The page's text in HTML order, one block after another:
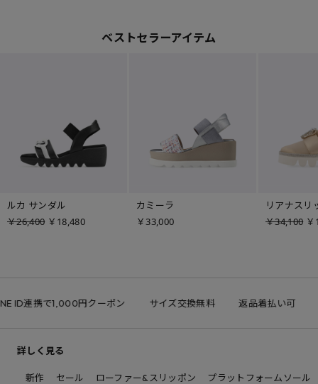
ベストセラーアイテム
ルカ サンダル
￥26,400 ￥18,480
カミーラ
￥33,000
リアナスリ
￥34,100
ID連携で1,000円クーポン サイズ交換無料 返品着払い可
詳しく見る
新作 セール ローファー&スリッポン プラットフォームソール